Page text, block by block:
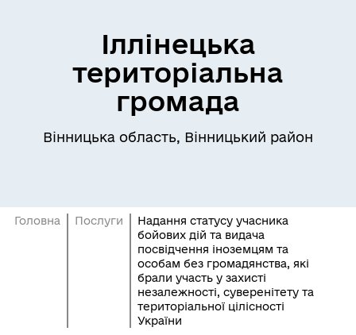
Іллінецька
територіальна
громада
Вінницька область, Вінницький район
Головна Послуги
Надання статусу учасника
бойових дій та видача
посвідчення іноземцям та
особам без громадянства, які
брали участь у захисті
незалежності, суверенітету та
територіальної цілісності
України